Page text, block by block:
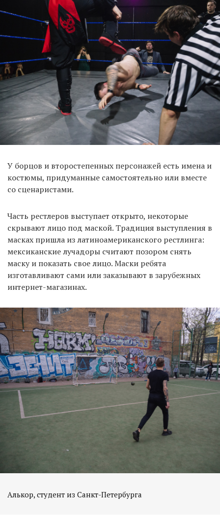
У борцов и второстепенных персонажей есть имена и
костюмы, придуманные самостоятельно или вместе
со сценаристами.
Часть рестлеров выступает открыто, некоторые
скрывают лицо под маской. Традиция выступления в
масках пришла из латиноамериканского рестлинга:
мексиканские лучадоры считают позором снять
маску и показать свое лицо. Маски ребята
изготавливают сами или заказывают в зарубежных
интернет-магазинах.
Алькор, студент из Санкт-Петербурга